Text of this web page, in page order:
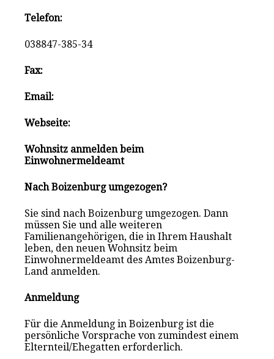
Telefon:
038847-385-34
Fax:
Email:
Webseite:
Wohnsitz anmelden beim
Einwohnermeldeamt
Nach Boizenburg umgezogen?
Sie sind nach Boizenburg umgezogen. Dann
müssen Sie und alle weiteren
Familienangehörigen, die in Ihrem Haushalt
leben, den neuen Wohnsitz beim
Einwohnermeldeamt des Amtes Boizenburg-
Land anmelden.
Anmeldung
Für die Anmeldung in Boizenburg ist die
persönliche Vorsprache von zumindest einem
Elternteil/Ehegatten erforderlich.